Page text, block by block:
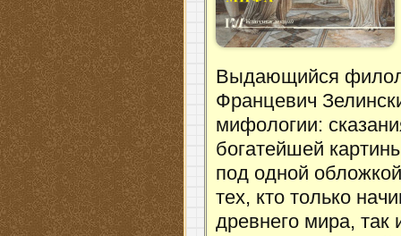
Выдающийся
Францевич
мифологии:
богатейшей
под одной
тех, кто только
древнего мира,